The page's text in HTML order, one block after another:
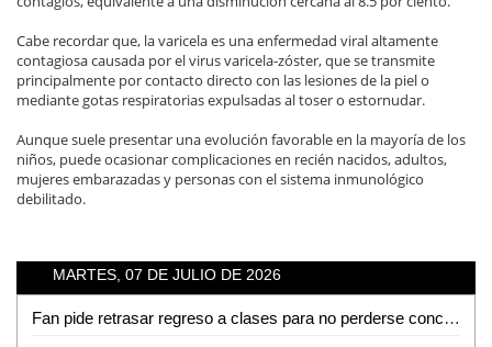
Cabe recordar que, la varicela es una enfermedad viral altamente
contagiosa causada por el virus varicela-zóster, que se transmite
principalmente por contacto directo con las lesiones de la piel o
mediante gotas respiratorias expulsadas al toser o estornudar.
Aunque suele presentar una evolución favorable en la mayoría de los
niños, puede ocasionar complicaciones en recién nacidos, adultos,
mujeres embarazadas y personas con el sistema inmunológico
debilitado.
MARTES, 07 DE JULIO DE 2026
Fan pide retrasar regreso a clases para no perderse concierto de Los Tigres del Norte en la Fenapo